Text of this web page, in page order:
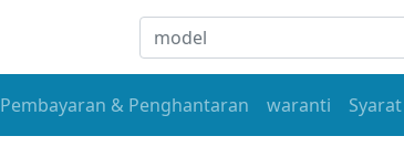
Pembayaran & Penghantaran waranti Syarat